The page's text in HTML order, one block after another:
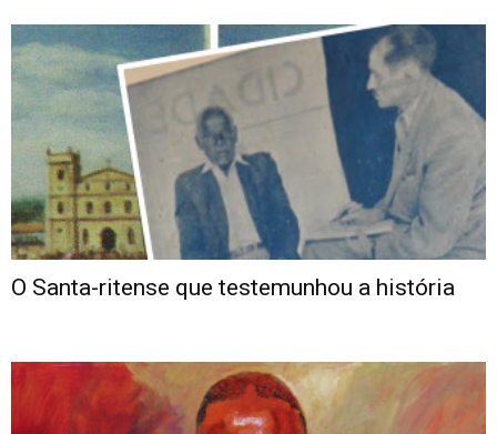
O Santa-ritense que testemunhou a história